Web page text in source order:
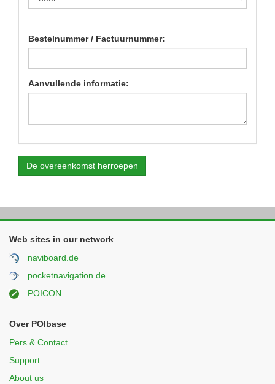
Bestelnummer / Factuurnummer:
Aanvullende informatie:
De overeenkomst herroepen
Web sites in our network
naviboard.de
pocketnavigation.de
POICON
Over POIbase
Pers & Contact
Support
About us